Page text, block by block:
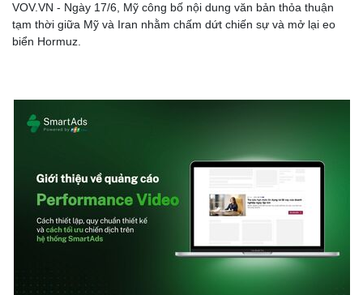
VOV.VN - Ngày 17/6, Mỹ công bố nội dung văn bản thỏa thuận
tạm thời giữa Mỹ và Iran nhằm chấm dứt chiến sự và mở lại eo
biển Hormuz.